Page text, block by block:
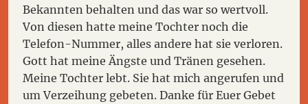
Bekannten behalten und das war so wertvoll.
Von diesen hatte meine Tochter noch die
Telefon-Nummer, alles andere hat sie verloren.
Gott hat meine Ängste und Tränen gesehen.
Meine Tochter lebt. Sie hat mich angerufen und
um Verzeihung gebeten. Danke für Euer Gebet